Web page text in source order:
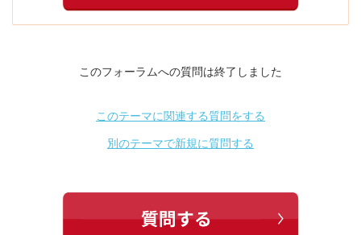
このフォーラムへの質問は終了しました
このテーマに関連する質問をする
別のテーマで新規に質問する